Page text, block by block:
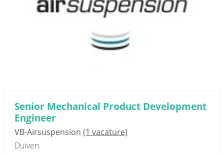
Senior Mechanical Product Development
Engineer
VB-Airsuspension (1 vacature)
Duiven